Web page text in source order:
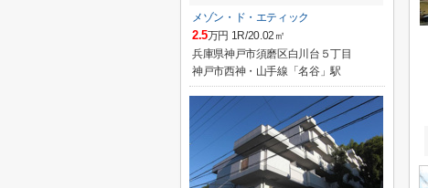
メゾン・ド・エティック
2.5万円 1R/20.02㎡
兵庫県神戸市須磨区白川台５丁目
神戸市西神・山手線「名谷」駅